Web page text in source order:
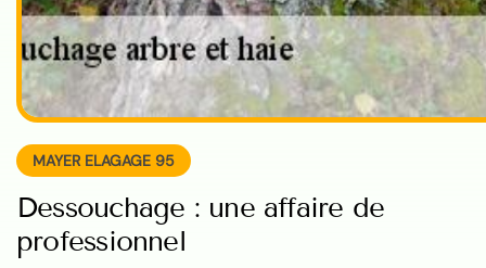
MAYER ELAGAGE 95
Dessouchage : une affaire de
professionnel